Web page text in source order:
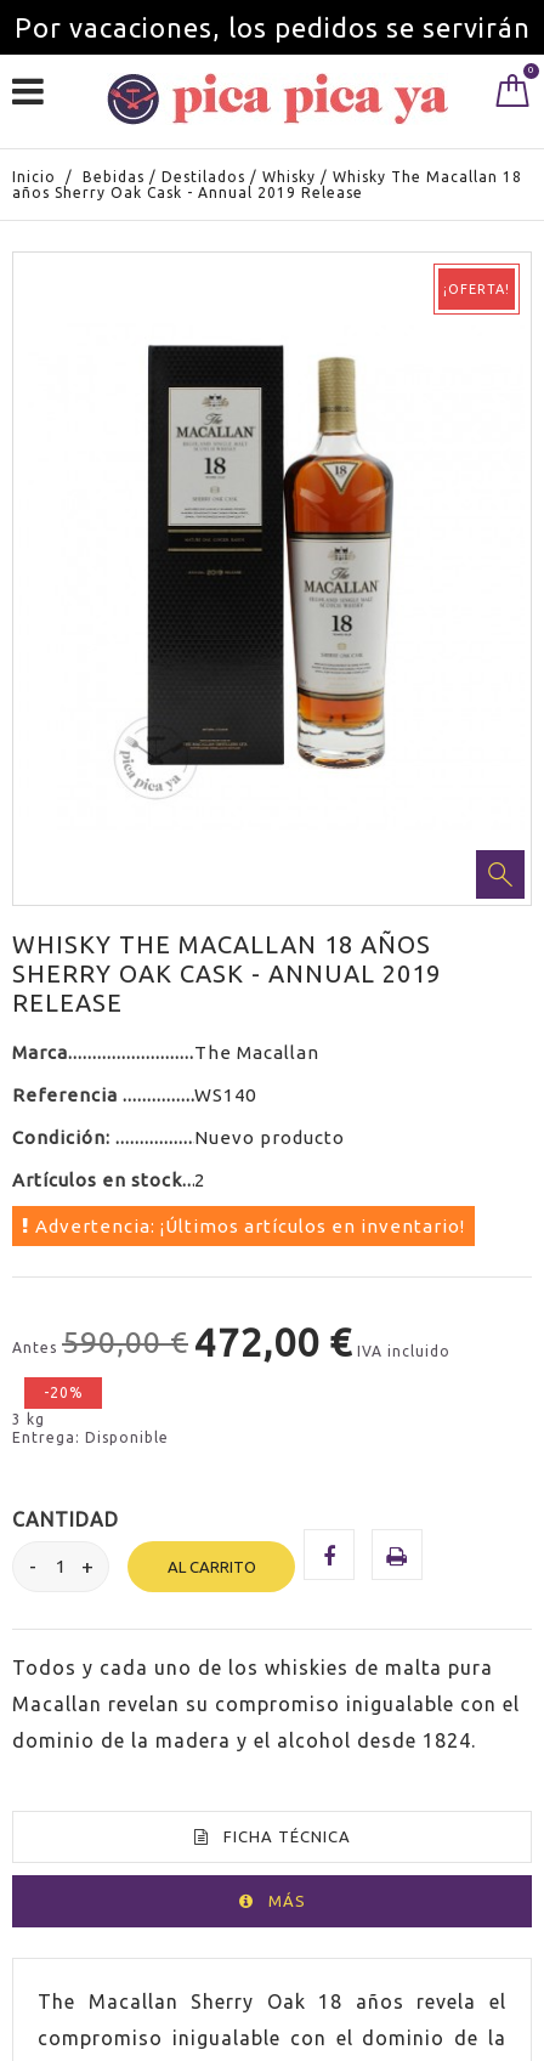
Por vacaciones, los pedidos se servirán
a partir del 1 de septiembre.
0
Inicio / Bebidas / Destilados / Whisky / Whisky The Macallan 18
años Sherry Oak Cask - Annual 2019 Release
¡OFERTA!
WHISKY THE MACALLAN 18 AÑOS
SHERRY OAK CASK - ANNUAL 2019
RELEASE
Marca The Macallan
Referencia WS140
Condición: Nuevo producto
Artículos en stock 2
Advertencia: ¡Últimos artículos en inventario!
Antes 590,00 € 472,00 € IVA incluido
-20%
3 kg
Entrega: Disponible
CANTIDAD
AL CARRITO
Todos y cada uno de los whiskies de malta pura
Macallan revelan su compromiso inigualable con el
dominio de la madera y el alcohol desde 1824.
FICHA TÉCNICA
MÁS
VOLUMEN 70cl
The Macallan Sherry Oak 18 años revela el
compromiso inigualable con el dominio de la